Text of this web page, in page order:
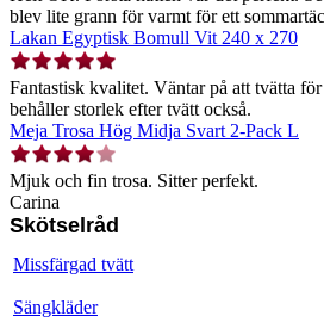
blev lite grann för varmt för ett
Lakan Egyptisk Bomull Vit 240 x 270
Fantastisk kvalitet. Väntar på att tvätta
behåller storlek efter tvätt också.
Meja Trosa Hög Midja Svart 2-Pack L
Mjuk och fin trosa. Sitter perfekt.
Carina
Skötselråd
Missfärgad tvätt
Sängkläder